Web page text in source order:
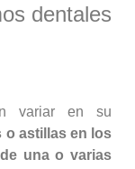
dentales
variar en su
o astillas en los
una o varias